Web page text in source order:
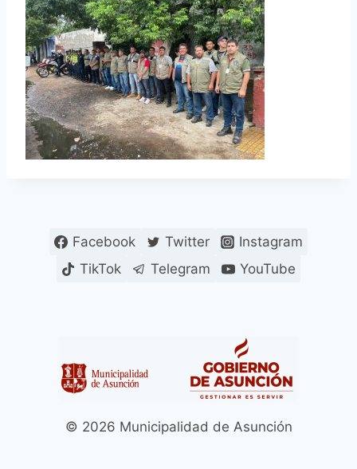
Facebook Twitter
Instagram
TikTok
Telegram YouTube
© 2026 Municipalidad de Asunción